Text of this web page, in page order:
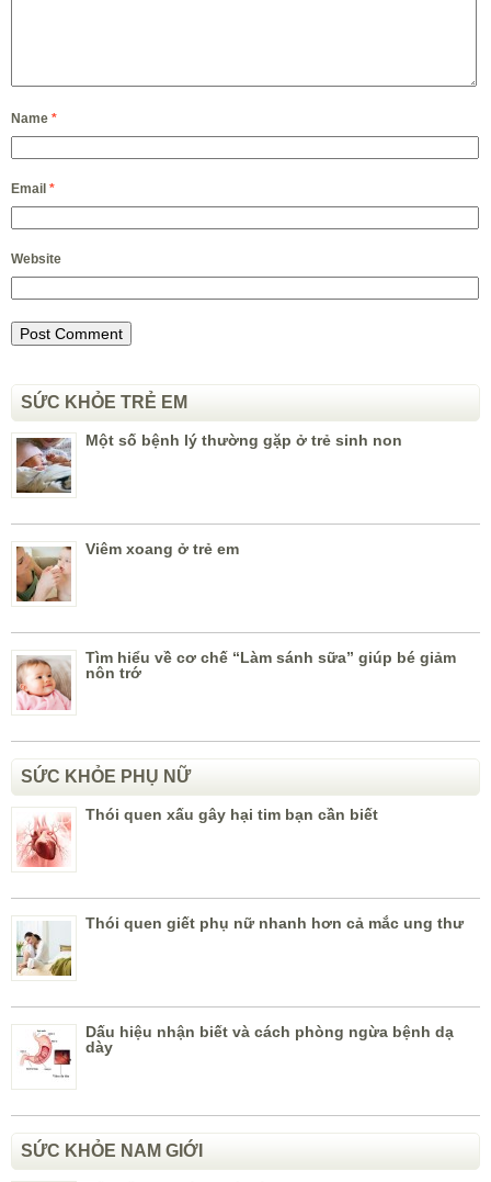
Name *
Email *
Website
SỨC KHỎE TRẺ EM
Một số bệnh lý thường gặp ở trẻ sinh non
Viêm xoang ở trẻ em
Tìm hiểu về cơ chế “Làm sánh sữa” giúp bé giảm
nôn trớ
SỨC KHỎE PHỤ NỮ
Thói quen xấu gây hại tim bạn cần biết
Thói quen giết phụ nữ nhanh hơn cả mắc ung thư
Dấu hiệu nhận biết và cách phòng ngừa bệnh dạ
dày
SỨC KHỎE NAM GIỚI